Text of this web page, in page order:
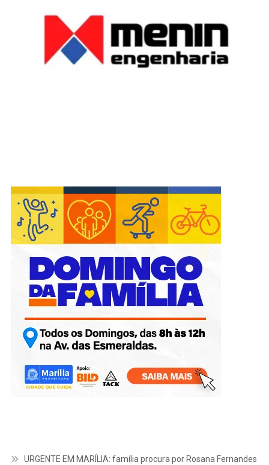
URGENTE EM MARÍLIA: família procura por Rosana Fernandes